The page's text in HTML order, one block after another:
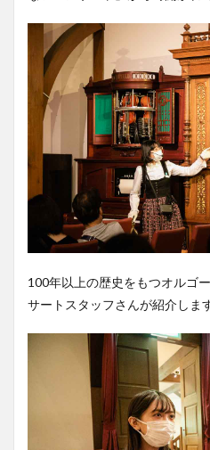
100年以上の歴史をもつオルゴ
サートスタッフさんが紹介します